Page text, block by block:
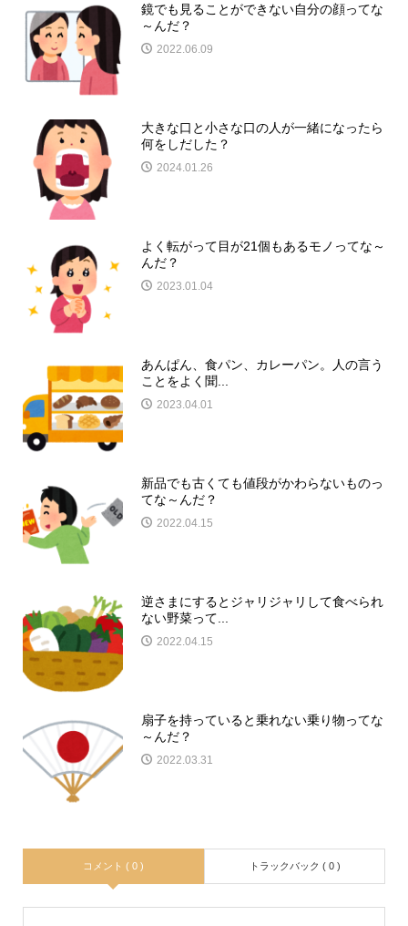
鏡でも見ることができない自分の顔ってな
～んだ？
2022.06.09
大きな口と小さな口の人が一緒になったら
何をしだした？
2024.01.26
よく転がって目が21個もあるモノってな～
んだ？
2023.01.04
あんぱん、食パン、カレーパン。人の言う
ことをよく聞...
2023.04.01
新品でも古くても値段がかわらないものっ
てな～んだ？
2022.04.15
逆さまにするとジャリジャリして食べられ
ない野菜って...
2022.04.15
扇子を持っていると乗れない乗り物ってな
～んだ？
2022.03.31
コメント ( 0 ) トラックバック ( 0 )